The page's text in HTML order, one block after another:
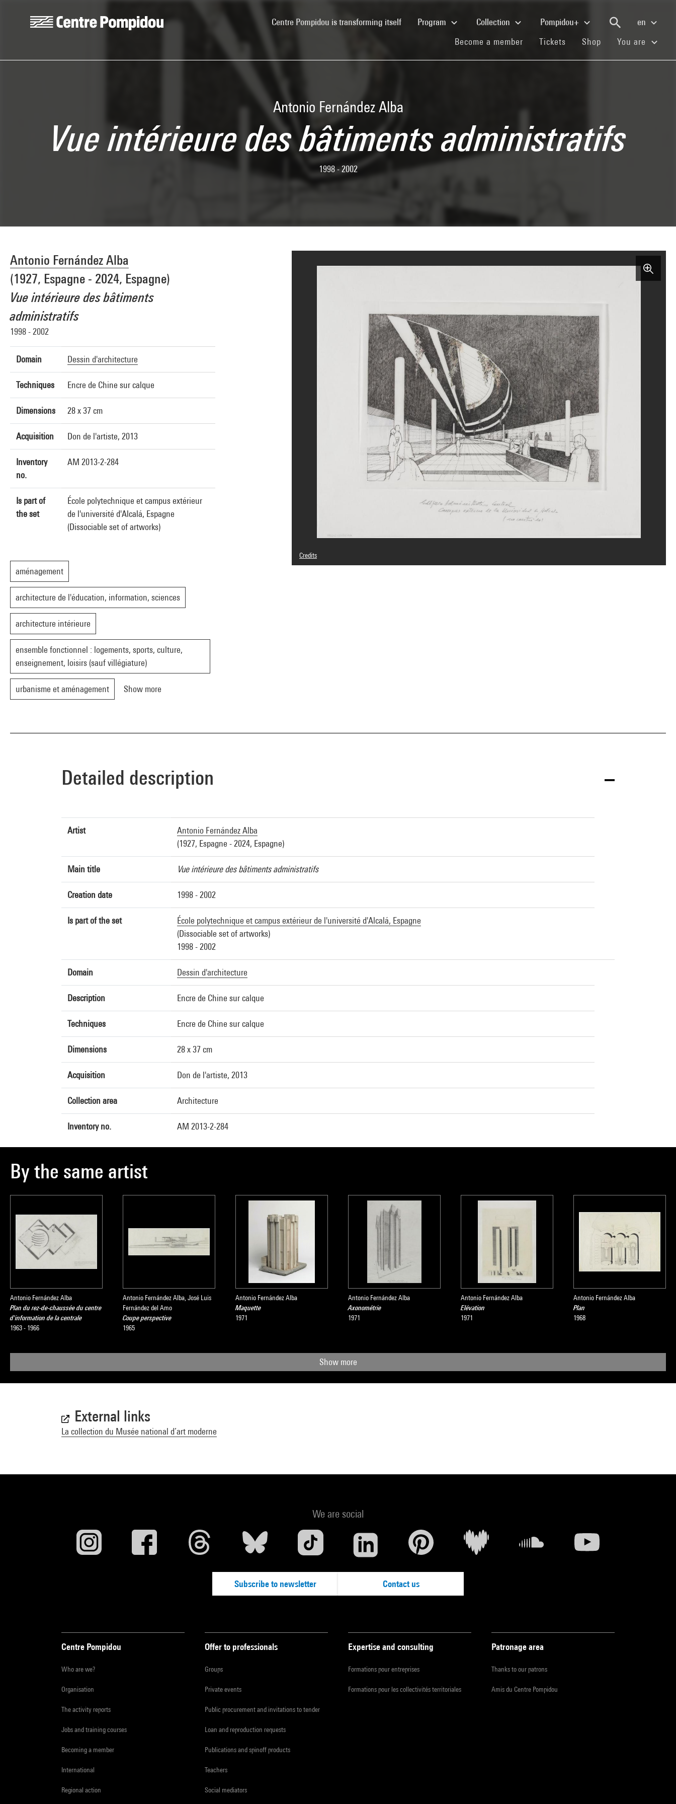
Centre Pompidou is transforming itself(current)Program Collection Pompidou+
en
Become a member (current)
Tickets (current)
Shop (current)You are
Antonio Fernández Alba
Vue intérieure des bâtiments administratifs
1998 - 2002
Antonio Fernández Alba
(1927, Espagne - 2024, Espagne)
Vue intérieure des bâtiments
administratifs
1998 - 2002
Domain Dessin d'architecture
Techniques Encre de Chine sur calque
Dimensions 28 x 37 cm
Acquisition Don de l'artiste, 2013
Inventory
no.
AM 2013-2-284
Is part of
the set
École polytechnique et campus extérieur
de l'université d'Alcalá, Espagne
(Dissociable set of artworks)
aménagement
architecture de l'éducation, information, sciences
architecture intérieure
ensemble fonctionnel : logements, sports, culture,
enseignement, loisirs (sauf villégiature)
urbanisme et aménagement Show more
Credits
© Antonio Fernández Alba
Detailed description
Artist
Antonio Fernández Alba
(1927, Espagne - 2024, Espagne)
Main title Vue intérieure des bâtiments administratifs
Creation date 1998 - 2002
Is part of the set
École polytechnique et campus extérieur de l'université d'Alcalá, Espagne
(Dissociable set of artworks)
1998 - 2002
Domain Dessin d'architecture
Description Encre de Chine sur calque
Techniques Encre de Chine sur calque
Dimensions 28 x 37 cm
Acquisition Don de l'artiste, 2013
Collection area Architecture
Inventory no. AM 2013-2-284
By the same artist
Antonio Fernández Alba
Plan du rez-de-chaussée du centre
d'information de la centrale
1963 - 1966
Antonio Fernández Alba, José Luis
Fernández del Amo
Coupe perspective
1965
Antonio Fernández Alba
Maquette
1971
Antonio Fernández Alba
Axonométrie
1971
Antonio Fernández Alba
Elévation
1971
Antonio Fernández Alba
Plan
1968
Show more
External links
La collection du Musée national d’art moderne
We are social
Subscribe to newsletter Contact us
Centre Pompidou
Who are we?
Organisation
The activity reports
Jobs and training courses
Becoming a member
International
Regional action
Offer to professionals
Groups
Private events
Public procurement and invitations to tender
Loan and reproduction requests
Publications and spinoff products
Teachers
Social mediators
Expertise and consulting
Formations pour entreprises
Formations pour les collectivités territoriales
Patronage area
Thanks to our patrons
Amis du Centre Pompidou